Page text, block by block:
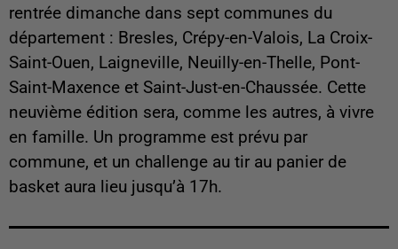
rentrée dimanche dans sept communes du
département : Bresles, Crépy-en-Valois, La Croix-
Saint-Ouen, Laigneville, Neuilly-en-Thelle, Pont-
Saint-Maxence et Saint-Just-en-Chaussée. Cette
neuvième édition sera, comme les autres, à vivre
en famille. Un programme est prévu par
commune, et un challenge au tir au panier de
basket aura lieu jusqu’à 17h.